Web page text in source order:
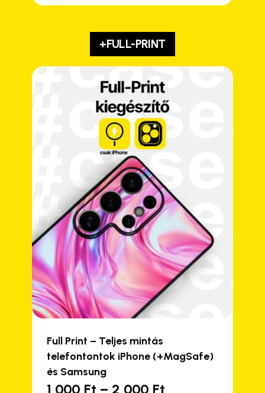
+FULL-PRINT
Full Print – Teljes mintás
telefontontok iPhone (+MagSafe)
és Samsung
1 000 Ft – 2 000 FtÁrtartomány:
Ennek